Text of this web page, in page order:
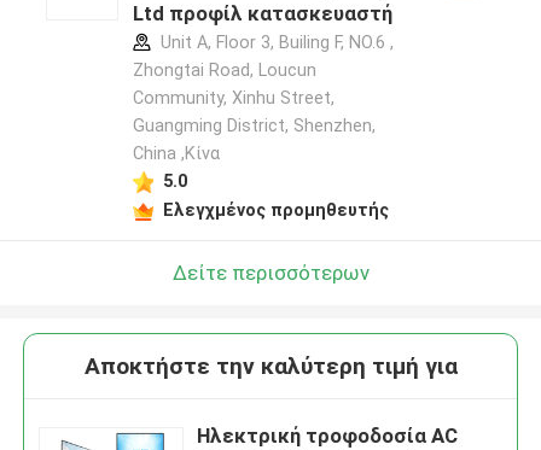
Ltd προφίλ κατασκευαστή
Unit A, Floor 3, Builing F, NO.6 ,
Zhongtai Road, Loucun
Community, Xinhu Street,
Guangming District, Shenzhen,
China ,Κίνα
5.0
Ελεγχμένος προμηθευτής
Δείτε περισσότερων
Αποκτήστε την καλύτερη τιμή για
Ηλεκτρική τροφοδοσία AC